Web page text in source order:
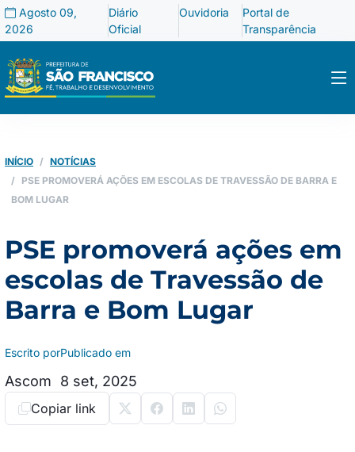
Agosto 09,
2026
Diário
Oficial
Ouvidoria
Portal de
Transparência
INÍCIO
NOTÍCIAS
PSE PROMOVERÁ AÇÕES EM ESCOLAS DE TRAVESSÃO DE BARRA E
BOM LUGAR
PSE promoverá ações em
escolas de Travessão de
Barra e Bom Lugar
Escrito por
Ascom
Publicado em
8 set, 2025
Copiar link